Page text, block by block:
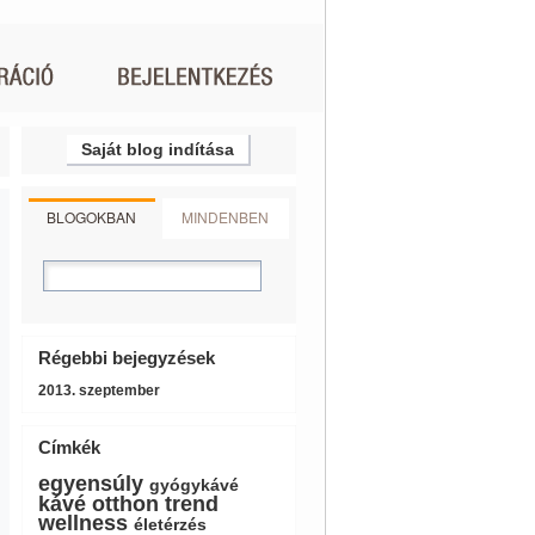
Saját blog indítása
BLOGOKBAN MINDENBEN
Régebbi bejegyzések
2013. szeptember
Címkék
egyensúly gyógykávé
kávé otthon trend
wellness életérzés